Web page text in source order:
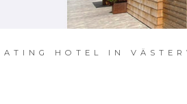
HOTEL IN